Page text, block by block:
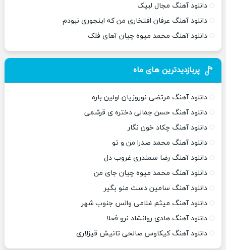
دانلود آهنگ مجال لبیک
دانلود آهنگ عرفان افتخاری من که اینجوری نبودم
دانلود آهنگ محمد میوه چیان آهای فلک
پربازدیدترین های ماه
دانلود آهنگ مرتضی نوروزیان اولین باره
دانلود آهنگ حسن جمالی دختره ی قرشمی
دانلود آهنگ چکاد خون نگار
دانلود آهنگ محمد صدرا من و تو
دانلود آهنگ رضا سمندری غروب دل
دانلود آهنگ محمد میوه چیان جای من
دانلود آهنگ سامین دست منو بگیر
دانلود آهنگ میثم غلامی والس جنوب شهر
دانلود آهنگ هادی روانشاد نرو فعلا
دانلود آهنگ کیکاوس صالحی تانیش قیزلاری